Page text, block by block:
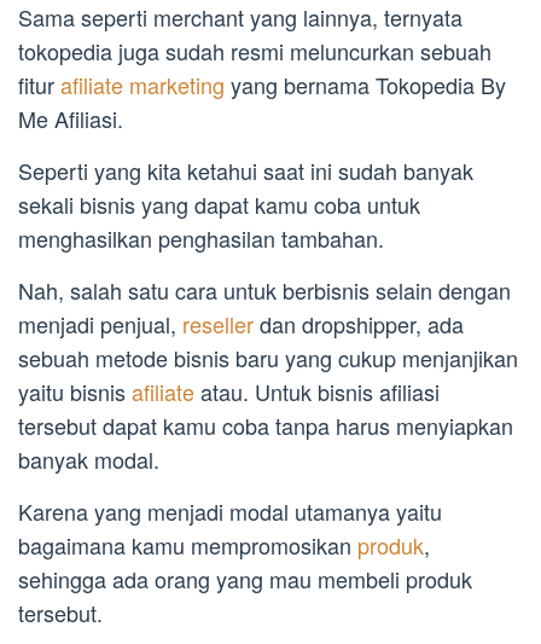
Sama seperti merchant yang lainnya, ternyata
tokopedia juga sudah resmi meluncurkan sebuah
fiturafiliate marketing yang bernama Tokopedia By
Me Afiliasi.
Seperti yang kita ketahui saat ini sudah banyak
sekali bisnis yang dapat kamu coba untuk
menghasilkan penghasilan tambahan.
Nah, salah satu cara untuk berbisnis selain dengan
menjadi penjual, resellerdan dropshipper, ada
sebuah metode bisnis baru yang cukup menjanjikan
yaitu bisnisafiliateatau. Untuk bisnis afiliasi
tersebut dapat kamu coba tanpa harus menyiapkan
banyak modal.
Karena yang menjadi modal utamanya yaitu
bagaimana kamu mempromosikan produk,
sehingga ada orang yang mau membeli produk
tersebut.